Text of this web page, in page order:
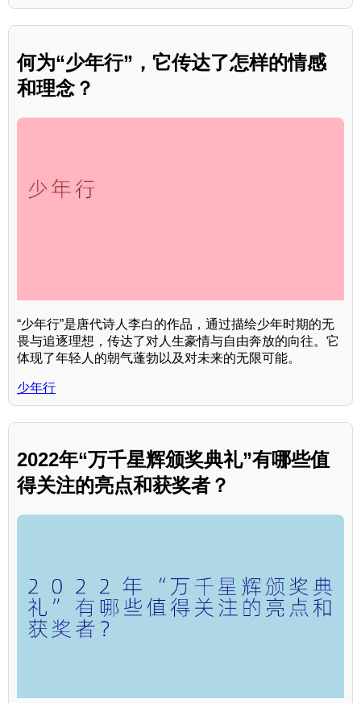
何为“少年行”，它传达了怎样的情感
和理念？
“少年行”是唐代诗人李白的作品，通过描绘少年时期的无
畏与追逐理想，传达了对人生豪情与自由奔放的向往。它
体现了年轻人的朝气蓬勃以及对未来的无限可能。
少年行
2022年“万千星辉颁奖典礼”有哪些值
得关注的亮点和获奖者？